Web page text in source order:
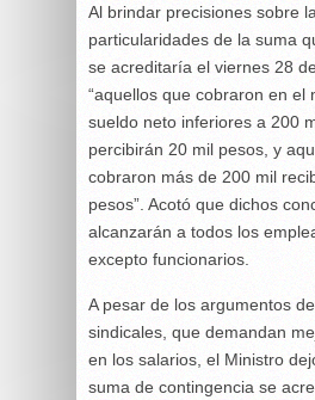
Al brindar precisiones sobre
particularidades de la suma
se acreditaría el viernes 28
“aquellos que cobraron en el
sueldo neto inferiores a 200
percibirán 20 mil pesos, y
cobraron más de 200 mil
pesos”. Acotó que dichos
alcanzarán a todos los
excepto funcionarios.
A pesar de los argumentos
sindicales, que demandan
en los salarios, el Ministro
suma de contingencia se